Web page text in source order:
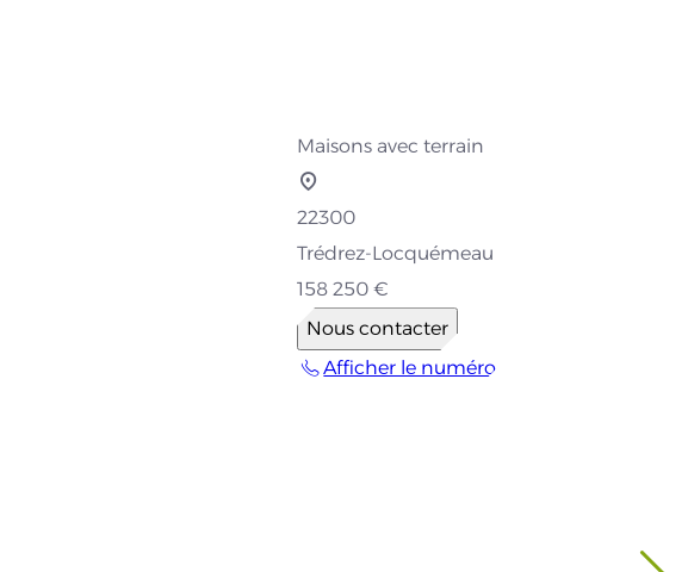
Maisons avec terrain
22300
Trédrez-Locquémeau
158 250 €
Nous contacter
Afficher le numéro